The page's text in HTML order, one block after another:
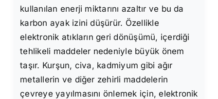
kullanılan enerji miktarını azaltır ve bu da
karbon ayak izini düşürür. Özellikle
elektronik atıkların geri dönüşümü, içerdiği
tehlikeli maddeler nedeniyle büyük önem
taşır. Kurşun, civa, kadmiyum gibi ağır
metallerin ve diğer zehirli maddelerin
çevreye yayılmasını önlemek için, elektronik